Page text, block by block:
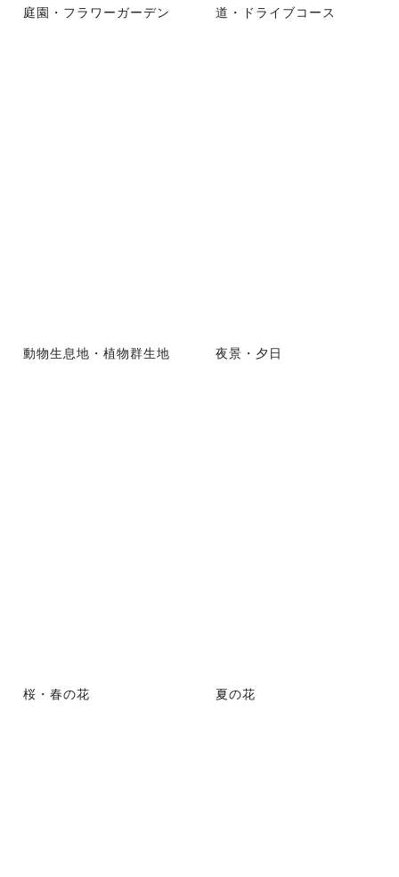
庭園・フラワーガーデン 道・ドライブコース
動物生息地・植物群生地 夜景・夕日
桜・春の花 夏の花